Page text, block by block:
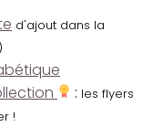
d'ajout dans la
: les flyers
!